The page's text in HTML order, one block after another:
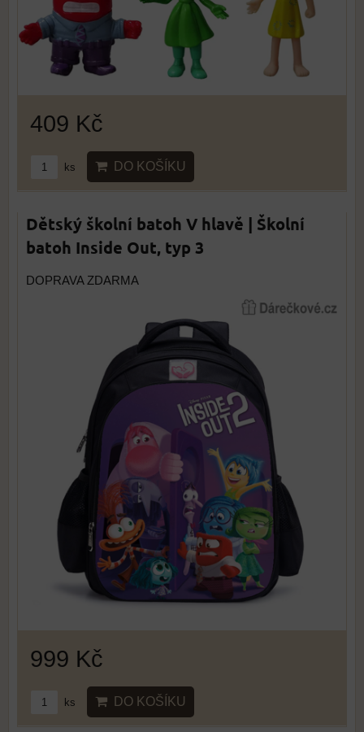
409 Kč
ks DO KOŠÍKU
Dětský školní batoh V hlavě | Školní
batoh Inside Out, typ 3
DOPRAVA ZDARMA
999 Kč
ks DO KOŠÍKU